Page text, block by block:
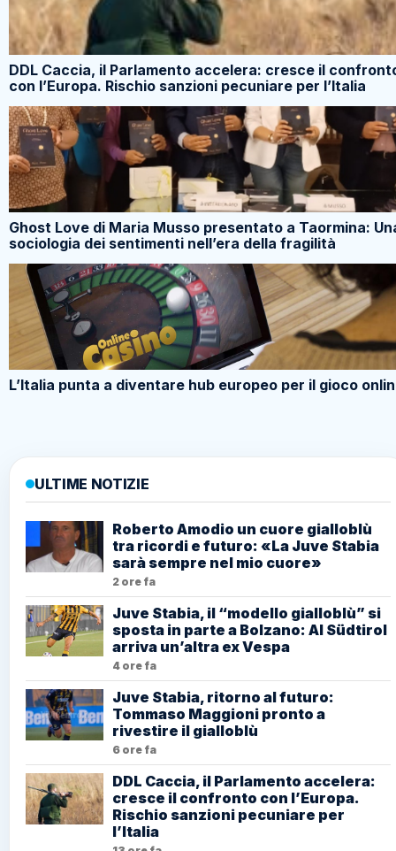
DDL Caccia, il Parlamento accelera: cresce il
con l’Europa. Rischio sanzioni pecuniare per l’Italia
Ghost Love di Maria Musso presentato a Taormina:
sociologia dei sentimenti nell’era della fragilità
L’Italia punta a diventare hub europeo per il gioco
ULTIME NOTIZIE
Roberto Amodio un cuore gialloblù
tra ricordi e futuro: «La Juve Stabia
sarà sempre nel mio cuore»
2 ore fa
Juve Stabia, il “modello gialloblù” si
sposta in parte a Bolzano: Al Südtirol
arriva un’altra ex Vespa
4 ore fa
Juve Stabia, ritorno al futuro:
Tommaso Maggioni pronto a
rivestire il gialloblù
6 ore fa
DDL Caccia, il Parlamento accelera:
cresce il confronto con l’Europa.
Rischio sanzioni pecuniare per
l’Italia